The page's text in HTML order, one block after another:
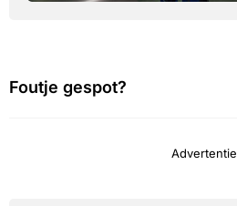
Foutje gespot?
Advertentie